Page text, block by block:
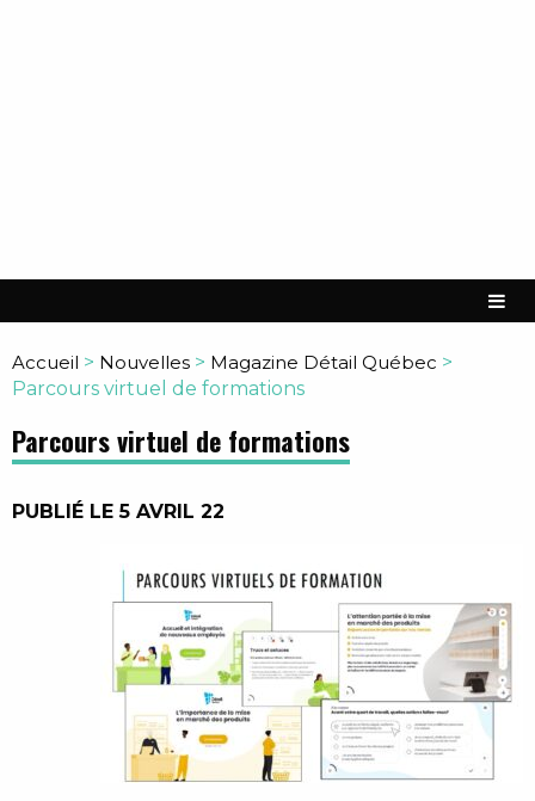
Accueil > Nouvelles > Magazine Détail Québec >
Parcours virtuel de formations
Parcours virtuel de formations
PUBLIÉ LE 5 AVRIL 22